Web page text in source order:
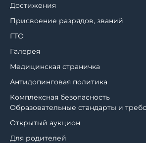
Достижения
Присвоение разрядов, званий
ГТО
Галерея
Медицинская страничка
Антидопинговая политика
Комплексная безопасность
Образовательные стандарты и
Открытый аукцион
Для родителей